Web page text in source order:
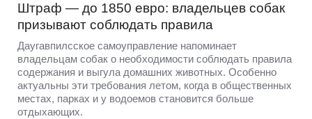
Штраф — до 1850 евро: владельцев собак
призывают соблюдать правила
Даугавпилсское самоуправление напоминает
владельцам собак о необходимости соблюдать правила
содержания и выгула домашних животных. Особенно
актуальны эти требования летом, когда в общественных
местах, парках и у водоемов становится больше
отдыхающих.